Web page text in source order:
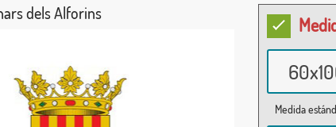
dels Alforins
Medida